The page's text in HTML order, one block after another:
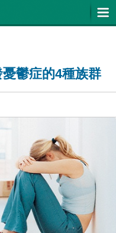
鬱症的4種族群